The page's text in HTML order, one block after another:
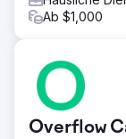
Ab $1,000
Overflow